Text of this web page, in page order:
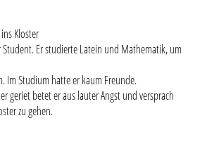
Kloster
Er studierte Latein und Mathematik, um
Im Studium hatte er kaum Freunde.
geriet betet er aus lauter Angst und versprach
zu gehen.